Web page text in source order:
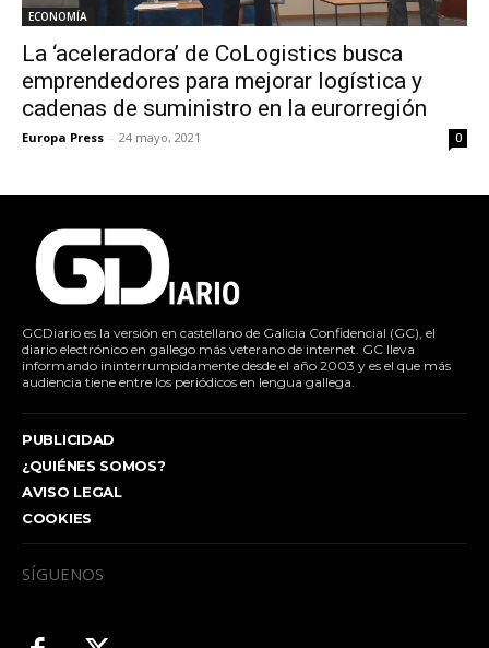
ECONOMÍA
La ‘aceleradora’ de CoLogistics busca
emprendedores para mejorar logística y
cadenas de suministro en la eurorregión
Europa Press - 24 mayo, 2021 0
GCDiario es la versión en castellano de Galicia Confidencial (GC), el
diario electrónico en gallego más veterano de internet. GC lleva
informando ininterrumpidamente desde el año 2003 y es el que más
audiencia tiene entre los periódicos en lengua gallega.
PUBLICIDAD
¿QUIÉNES SOMOS?
AVISO LEGAL
COOKIES
SÍGUENOS